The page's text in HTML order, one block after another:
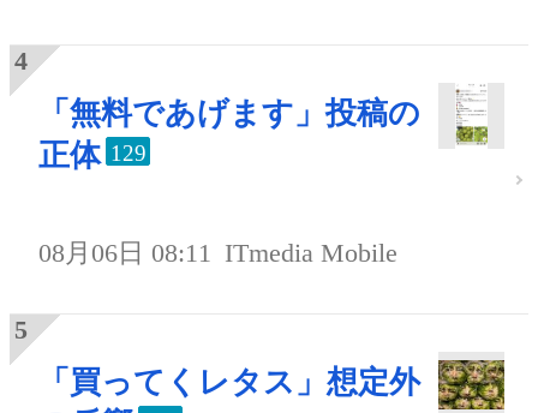
「無料であげます」投稿の
正体 129
08月06日 08:11 ITmedia Mobile
「買ってくレタス」想定外